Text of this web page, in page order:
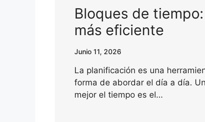
Bloques de
más eficiente
Junio 11, 2026
La planificación es una
forma de abordar el día a día.
mejor el tiempo es el…